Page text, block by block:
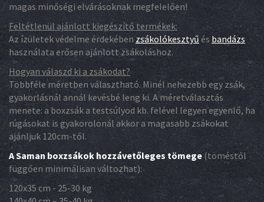
magas minőségi elvárásoknak megfelelően!
Feltétlenül ajánlott kiegészítő termékek:
Az ízületek védelme érdekébenzsákolókesztyű ésbandázs
használata erősen ajánlott zsákoláshoz.
Hogyan válaszd ki a zsákodat?
Többféle méretben választható. Minél nehezebb egy zsák,
gyakorlásnál annál kevésbé leng ki. A méretválasztás
menete: a boxzsák a testsúlyod kb. felével legyen egyenlő, ha
rúgásokat is gyakorolonál akkor a magasabb zsákokat
ajánljuk 120cm-től.
A Saman boxzsákok hozzávetőleges tömege(töméstől
függően minimálisan változhat):
120x35 cm - 25-30 kg